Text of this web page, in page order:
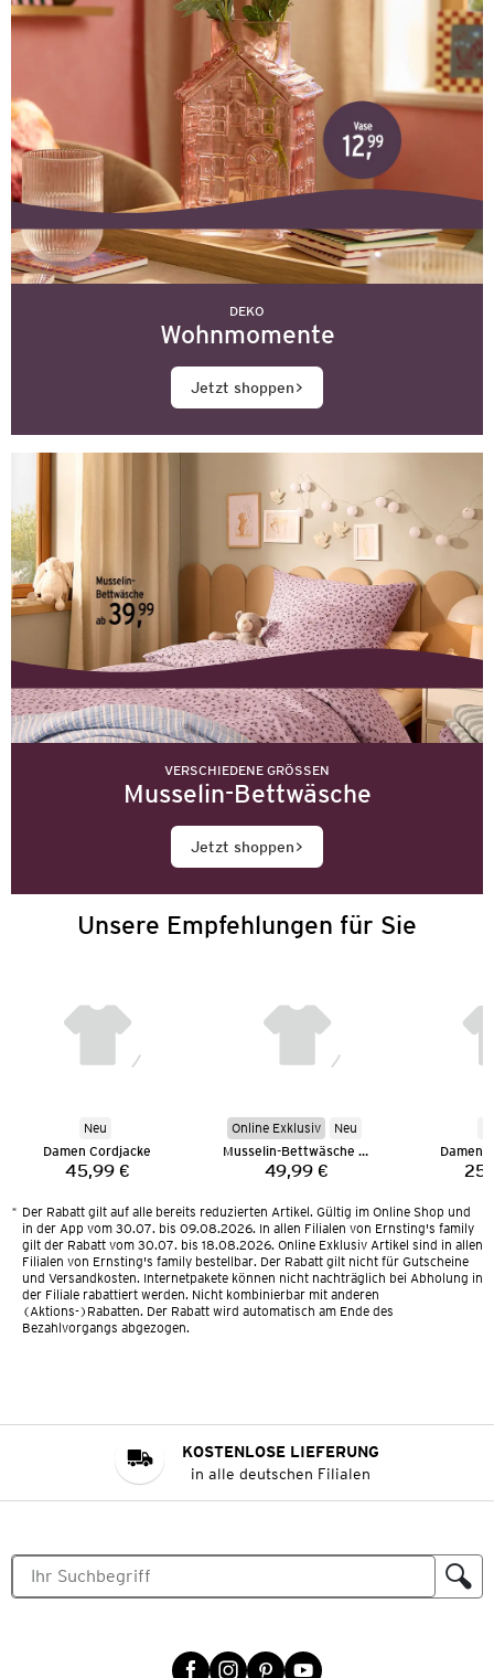
DEKO
Wohnmomente
Jetzt shoppen
VERSCHIEDENE GRÖSSEN
Musselin-Bettwäsche
Jetzt shoppen
Unsere Empfehlungen für Sie
Neu
Damen Cordjacke
Preis:
45,99 €
Online Exklusiv
Neu
Musselin-Bettwäsche 135 x 200 cm
Preis:
49,99 €
Damen
* Der Rabatt gilt auf alle bereits reduzierten Artikel. Gültig im Online Shop und
in der App vom 30.07. bis 09.08.2026. In allen Filialen von Ernsting's family
gilt der Rabatt vom 30.07. bis 18.08.2026. Online Exklusiv Artikel sind in allen
Filialen von Ernsting's family bestellbar. Der Rabatt gilt nicht für Gutscheine
und Versandkosten. Internetpakete können nicht nachträglich bei Abholung in
der Filiale rabattiert werden. Nicht kombinierbar mit anderen
(Aktions-)Rabatten. Der Rabatt wird automatisch am Ende des
Bezahlvorgangs abgezogen.
KOSTENLOSE LIEFERUNG
in alle deutschen Filialen